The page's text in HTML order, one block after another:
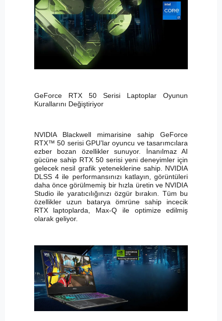
GeForce RTX 50 Serisi Laptoplar Oyunun
Kurallarını Değiştiriyor
NVIDIA Blackwell mimarisine sahip GeForce
RTX™ 50 serisi GPU’lar oyuncu ve tasarımcılara
ezber bozan özellikler sunuyor. İnanılmaz AI
gücüne sahip RTX 50 serisi yeni deneyimler için
gelecek nesil grafik yeteneklerine sahip. NVIDIA
DLSS 4 ile performansınızı katlayın, görüntüleri
daha önce görülmemiş bir hızla üretin ve NVIDIA
Studio ile yaratıcılığınızı özgür bırakın. Tüm bu
özellikler uzun batarya ömrüne sahip incecik
RTX laptoplarda, Max-Q ile optimize edilmiş
olarak geliyor.